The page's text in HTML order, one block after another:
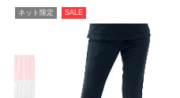
ネット限定 SALE